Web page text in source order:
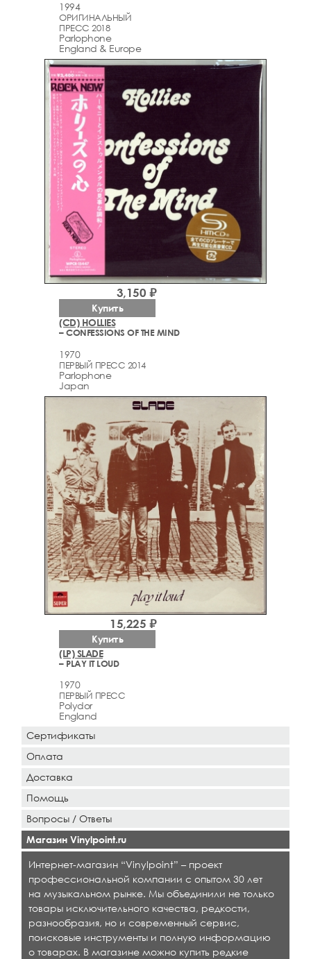
1994
ОРИГИНАЛЬНЫЙ
ПРЕСС 2018
Parlophone
England & Europe
(CD) HOLLIES
– CONFESSIONS OF THE MIND
1970
ПЕРВЫЙ ПРЕСС 2014
Parlophone
Japan
3,150 ₽
Купить
(LP) SLADE
– PLAY IT LOUD
1970
ПЕРВЫЙ ПРЕСС
Polydor
England
15,225 ₽
Купить
Сертификаты
Оплата
Доставка
Помощь
Вопросы / Ответы
Магазин Vinylpoint.ru
Интернет-магазин “Vinylpoint” – проект
профессиональной компании с опытом 30 лет
на музыкальном рынке. Мы объединили не только
товары исключительного качества, редкости,
разнообразия, но и современный сервис,
поисковые инструменты и полную информацию
о товарах. В магазине можно купить редкие